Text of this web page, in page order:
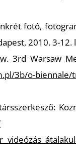
fotó,
2010. 3-12.
3rd Warsaw
3b/o-biennale/
videózás